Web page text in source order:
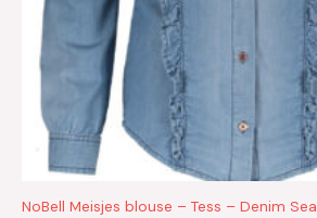
NoBell Meisjes blouse – Tess – Denim Sea